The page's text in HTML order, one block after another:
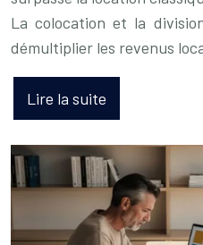
La colocation et la
démultiplier les revenus
Lire la suite